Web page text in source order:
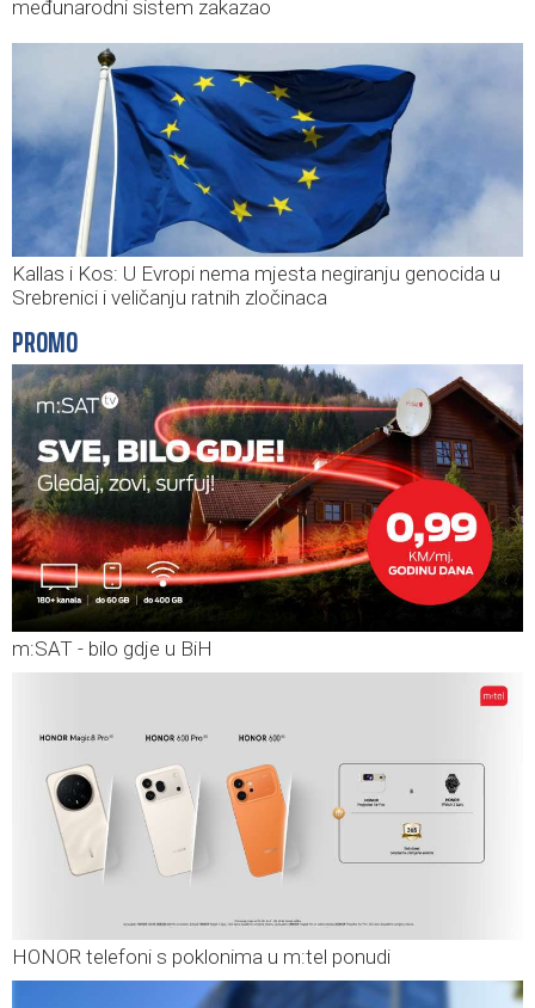
međunarodni sistem zakazao
Kallas i Kos: U Evropi nema mjesta negiranju genocida u
Srebrenici i veličanju ratnih zločinaca
PROMO
m:SAT - bilo gdje u BiH
HONOR telefoni s poklonima u m:tel ponudi